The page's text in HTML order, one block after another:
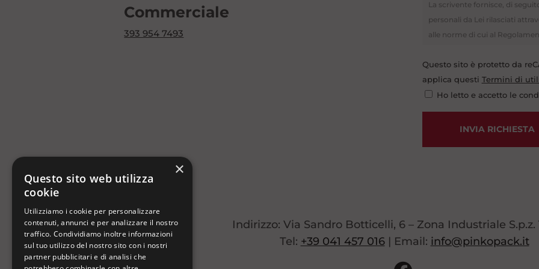
Commerciale
393 954 7493
La scrivente fornisce, di
personali da Lei rilasciati
alle norme di cui al
circolazione di tali dati (noto
persona, da Lei
informatici, vengono raccolti
l’azienda e, eventualmente,
conferimento, da parte Sua,
diritti previsti dagli articoli da
consentono, in particolare, la
Questo sito è protetto da
applica questi Termini di
Ho letto e accetto le
INVIA RICHIESTA
Indirizzo: Via Sandro Botticelli, 6 – Zona Industriale S.p.z.
Tel: +39 041 457 016| Email: info@pinkopack.it
×
Questo sito web utilizza
cookie
Utilizziamo i cookie per personalizzare
contenuti, annunci e per analizzare il nostro
traffico. Condividiamo inoltre informazioni
sul tuo utilizzo del nostro sito con i nostri
partner pubblicitari e di analisi che